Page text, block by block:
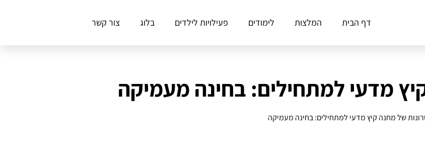
דף הבית המלצות לימודים פעילויות לילדים בלוג צור קשר
מדעי למתחילים: בחינה מעמיקה
של מחנה קיץ מדעי למתחילים: בחינה מעמיקה